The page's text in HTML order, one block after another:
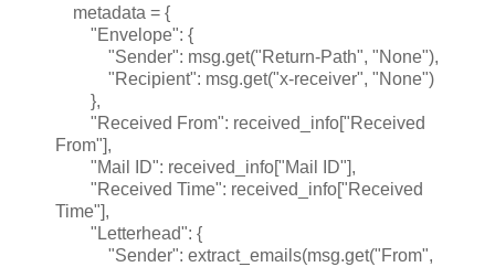
metadata = {
"Envelope": {
"Sender": msg.get("Return-Path", "None"),
"Recipient": msg.get("x-receiver", "None")
},
"Received From": received_info["Received
From"],
"Mail ID": received_info["Mail ID"],
"Received Time": received_info["Received
Time"],
"Letterhead": {
"Sender": extract_emails(msg.get("From",